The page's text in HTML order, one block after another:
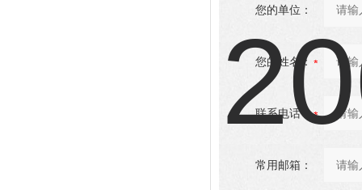
您的单位：
您的姓名：
联系电话：
常用邮箱：